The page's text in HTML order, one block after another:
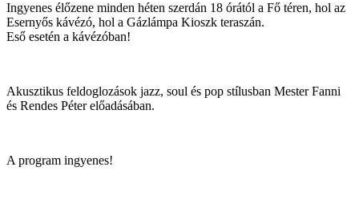
Ingyenes élőzene minden héten szerdán 18 órától a Fő téren, hol az
Esernyős kávézó, hol a Gázlámpa Kioszk teraszán.
Eső esetén a kávézóban!
Akusztikus feldoglozások jazz, soul és pop stílusban Mester Fanni
és Rendes Péter előadásában.
A program ingyenes!